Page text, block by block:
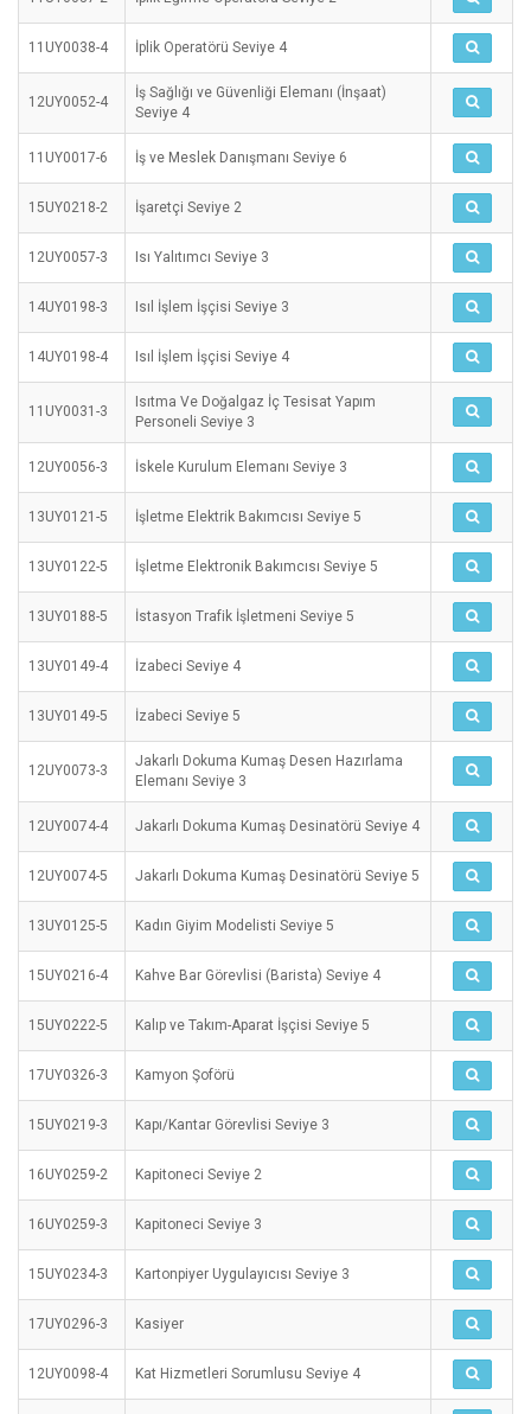
11UY0038-4 İplik Operatörü Seviye 4
12UY0052-4
İş Sağlığı ve Güvenliği Elemanı (İnşaat)
Seviye 4
11UY0017-6 İş ve Meslek Danışmanı Seviye 6
15UY0218-2 İşaretçi Seviye 2
12UY0057-3 Isı Yalıtımcı Seviye 3
14UY0198-3 Isıl İşlem İşçisi Seviye 3
14UY0198-4 Isıl İşlem İşçisi Seviye 4
11UY0031-3
Isıtma Ve Doğalgaz İç Tesisat Yapım
Personeli Seviye 3
12UY0056-3 İskele Kurulum Elemanı Seviye 3
13UY0121-5 İşletme Elektrik Bakımcısı Seviye 5
13UY0122-5 İşletme Elektronik Bakımcısı Seviye 5
13UY0188-5 İstasyon Trafik İşletmeni Seviye 5
13UY0149-4 İzabeci Seviye 4
13UY0149-5 İzabeci Seviye 5
12UY0073-3
Jakarlı Dokuma Kumaş Desen Hazırlama
Elemanı Seviye 3
12UY0074-4 Jakarlı Dokuma Kumaş Desinatörü Seviye 4
12UY0074-5 Jakarlı Dokuma Kumaş Desinatörü Seviye 5
13UY0125-5 Kadın Giyim Modelisti Seviye 5
15UY0216-4 Kahve Bar Görevlisi (Barista) Seviye 4
15UY0222-5 Kalıp ve Takım-Aparat İşçisi Seviye 5
17UY0326-3 Kamyon Şoförü
15UY0219-3 Kapı/Kantar Görevlisi Seviye 3
16UY0259-2 Kapitoneci Seviye 2
16UY0259-3 Kapitoneci Seviye 3
15UY0234-3 Kartonpiyer Uygulayıcısı Seviye 3
17UY0296-3 Kasiyer
12UY0098-4 Kat Hizmetleri Sorumlusu Seviye 4